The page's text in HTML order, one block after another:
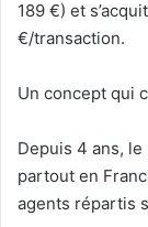
189 €) et
€/transaction.
Un concept qui
Depuis 4 ans,
partout en
agents répartis